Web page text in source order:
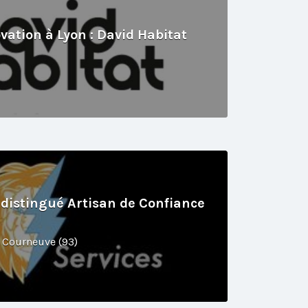
à Lyon : David Habitat
Artisan de Confiance
(93)